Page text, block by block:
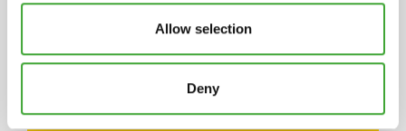
Allow selection
Deny
DATOS TÉCNICOS